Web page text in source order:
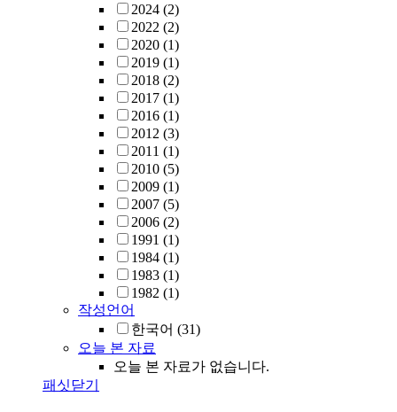
2024 (2)
2022 (2)
2020 (1)
2019 (1)
2018 (2)
2017 (1)
2016 (1)
2012 (3)
2011 (1)
2010 (5)
2009 (1)
2007 (5)
2006 (2)
1991 (1)
1984 (1)
1983 (1)
1982 (1)
작성언어
한국어 (31)
오늘 본 자료
오늘 본 자료가 없습니다.
패싯닫기